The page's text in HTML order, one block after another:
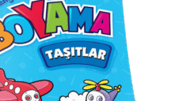
DETAILS